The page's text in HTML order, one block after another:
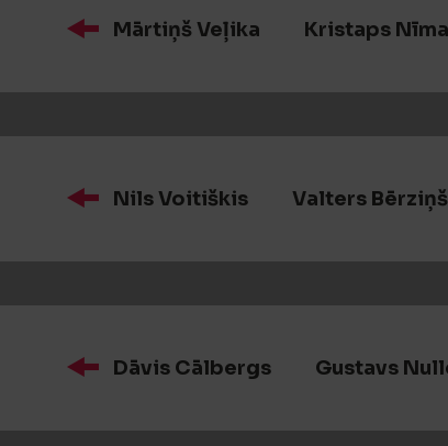
Mārtiņš Veļika Kristaps
Nils Voitiškis Valters Bērziņš
Dāvis Cālbergs Gustavs